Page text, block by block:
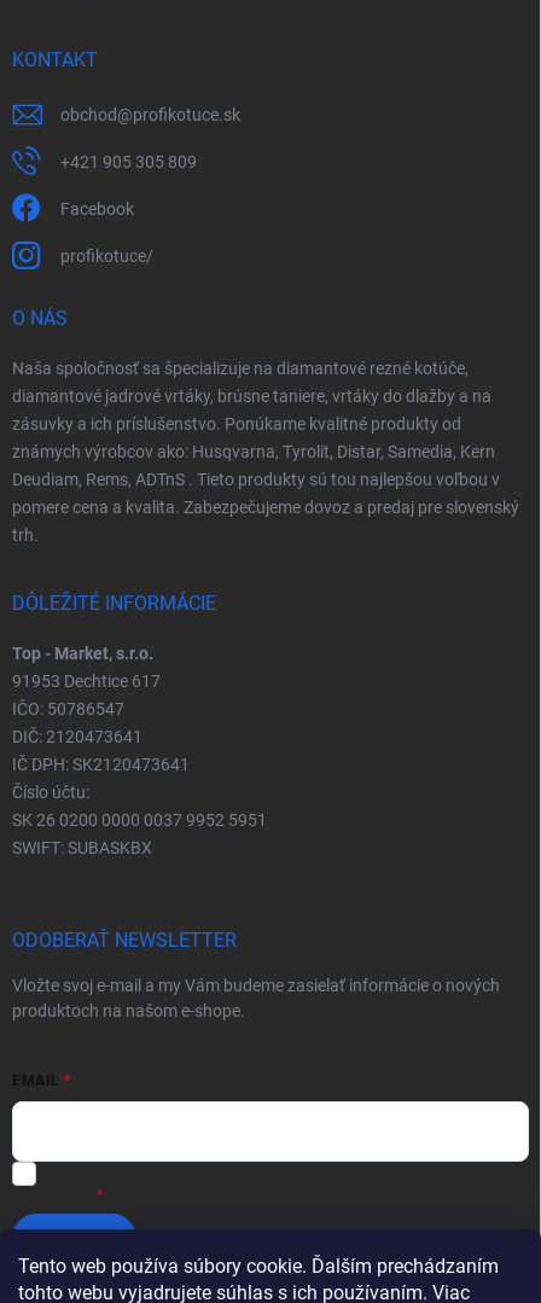
Tento web používa súbory cookie. Ďalším prechádzaním
tohto webu vyjadrujete súhlas s ich používaním. Viac
KONTAKT
obchod@profikotuce.sk
+421 905 305 809
Facebook
profikotuce/
O NÁS
Naša spoločnosť sa špecializuje na diamantové rezné kotúče,
diamantové jadrové vrtáky, brúsne taniere, vrtáky do dlažby a na
zásuvky a ich príslušenstvo. Ponúkame kvalitné produkty od
známych výrobcov ako: Husqvarna, Tyrolit, Distar, Samedia, Kern
Deudiam, Rems, ADTnS . Tieto produkty sú tou najlepšou voľbou v
pomere cena a kvalita. Zabezpečujeme dovoz a predaj pre slovenský
trh.
DÔLEŽITÉ INFORMÁCIE
Top - Market, s.r.o.
91953 Dechtice 617
IČO: 50786547
DIČ: 2120473641
IČ DPH: SK2120473641
Číslo účtu:
SK 26 0200 0000 0037 9952 5951
SWIFT: SUBASKBX
ODOBERAŤ NEWSLETTER
Vložte svoj e-mail a my Vám budeme zasielať informácie o nových
produktoch na našom e-shope.
EMAIL